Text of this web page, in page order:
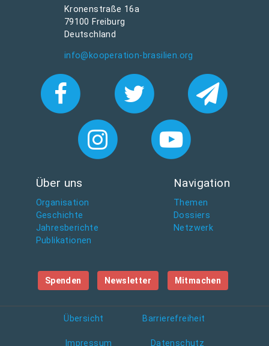
Kronenstraße 16a
79100 Freiburg
Deutschland
info@kooperation-brasilien.org
Über uns
Organisation
Geschichte
Jahresberichte
Publikationen
Navigation
Themen
Dossiers
Netzwerk
Spenden Newsletter Mitmachen
Übersicht Barrierefreiheit
Impressum Datenschutz